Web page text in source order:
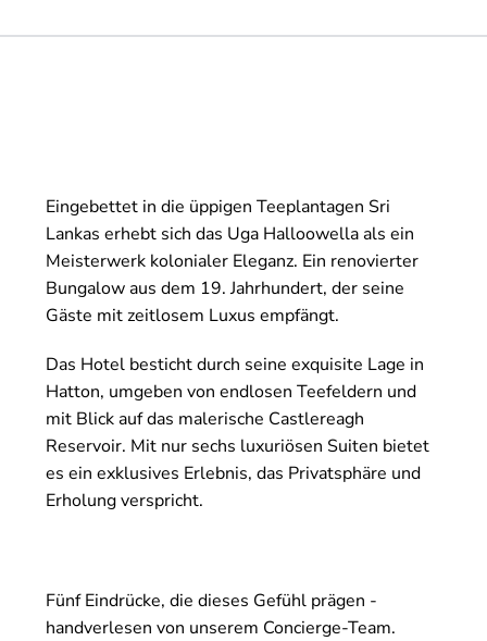
Eingebettet in die üppigen Teeplantagen Sri
Lankas erhebt sich das Uga Halloowella als ein
Meisterwerk kolonialer Eleganz. Ein renovierter
Bungalow aus dem 19. Jahrhundert, der seine
Gäste mit zeitlosem Luxus empfängt.
Das Hotel besticht durch seine exquisite Lage in
Hatton, umgeben von endlosen Teefeldern und
mit Blick auf das malerische Castlereagh
Reservoir. Mit nur sechs luxuriösen Suiten bietet
es ein exklusives Erlebnis, das Privatsphäre und
Erholung verspricht.
Fünf Eindrücke, die dieses Gefühl prägen -
handverlesen von unserem Concierge-Team.